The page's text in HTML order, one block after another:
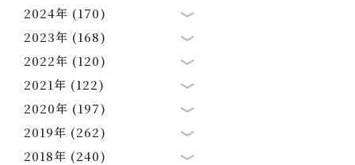
2024年 (170)
2023年 (168)
2022年 (120)
2021年 (122)
2020年 (197)
2019年 (262)
2018年 (240)